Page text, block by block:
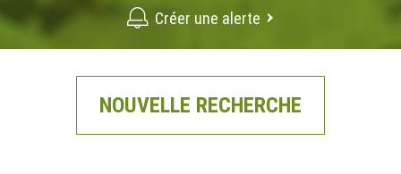
Créer une alerte
NOUVELLE RECHERCHE